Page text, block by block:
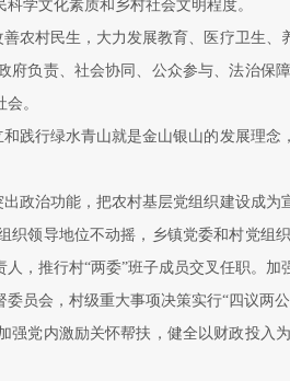
学文化素质和乡村社会文明程度。
农村民生，大力发展教育、医疗卫生
负责、社会协同、公众参与、法治
。
践行绿水青山就是金山银山的发展理念
政治功能，把农村基层党组织建设成
织领导地位不动摇，乡镇党委和村党
，推行村“两委”班子成员交叉任职。
员会，村级重大事项决策实行“四议两
强党内激励关怀帮扶，健全以财政投